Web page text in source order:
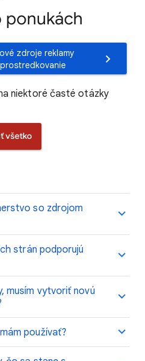
ponukách
zdroje reklamy
niektoré časté otázky
všetko
so zdrojom
strán podporujú
musím vytvoriť novú
používať?